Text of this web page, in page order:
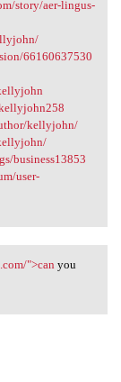
story/aer-lingus-
66160637530
kellyjohn/
business13853
user-
">can you